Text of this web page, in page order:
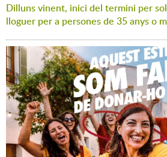
Dilluns vinent, inici del termini per
lloguer per a persones de 35 anys o